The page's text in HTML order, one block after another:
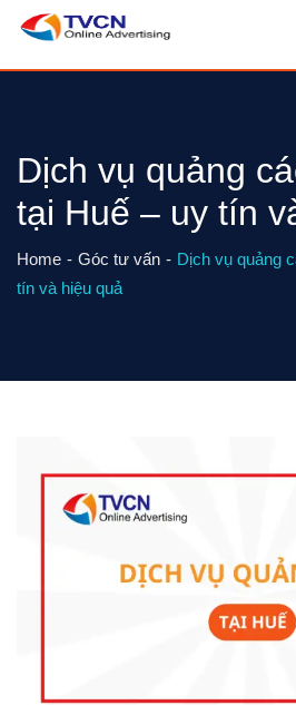
content
Dịch vụ quảng
tại Huế – uy tín
Home Góc tư vấn
Dịch vụ quảng
tín và hiệu quả